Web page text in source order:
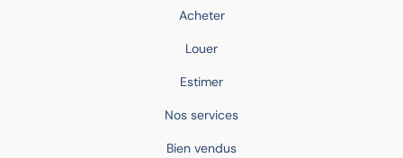
Acheter
Louer
Estimer
Nos services
Bien vendus